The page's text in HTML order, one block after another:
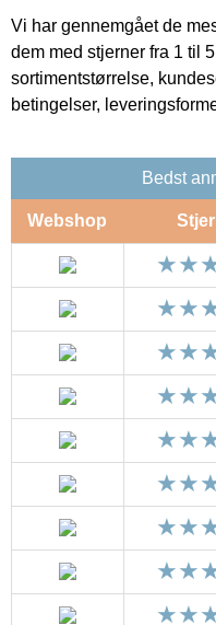
Vi har gennemgået de
dem med stjerner fra 1 til
sortimentstørrelse,
betingelser,
Bedst
Webshop